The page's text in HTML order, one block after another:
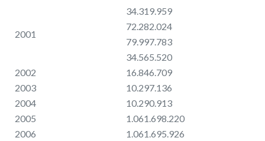
2001
34.319.959
72.282.024
79.997.783
34.565.520
2002
16.846.709
2003
10.297.136
2004
10.290.913
2005
1.061.698.220
2006
1.061.695.926